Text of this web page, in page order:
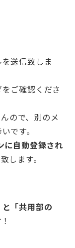
送信致しま
ご確認くださ
ので、別のメ
です。
に自動登録され
します。
と「共用部の